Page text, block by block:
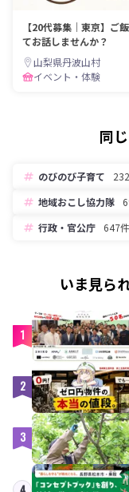
【20代募集｜東京】ご
てお話しませんか？
山梨県丹波山村
イベント・体験
同
のびのび子育て
地域おこし協力隊
行政・官公庁
647件
いま見ら
1
2
3